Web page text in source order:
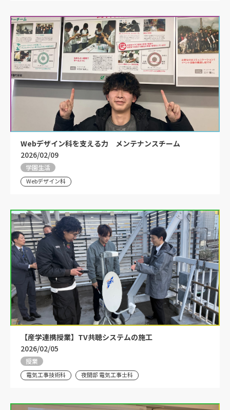
Webデザイン科を支える力 メンテナンスチーム
2026/02/09
学園生活
Webデザイン科
【産学連携授業】TV共聴システムの施工
2026/02/05
授業
電気工事技術科 夜間部 電気工事士科